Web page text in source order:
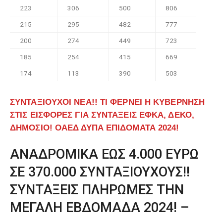
223 306 500 806
215 295 482 777
200 274 449 723
185 254 415 669
174 113 390 503
ΣΥΝΤΑΞΙΟΥΧΟΙ ΝΕΑ!! ΤΙ ΦΕΡΝΕΙ Η ΚΥΒΕΡΝΗΣΗ
ΣΤΙΣ ΕΙΣΦΟΡΕΣ ΓΙΑ ΣΥΝΤΑΞΕΙΣ ΕΦΚΑ, ΔΕΚΟ,
ΔΗΜΟΣΙΟ! ΟΑΕΔ ΔΥΠΑ ΕΠΙΔΟΜΑΤΑ 2024!
ΑΝΑΔΡΟΜΙΚΑ ΕΩΣ 4.000 ΕΥΡΩ
ΣΕ 370.000 ΣΥΝΤΑΞΙΟΥΧΟΥΣ!!
ΣΥΝΤΑΞΕΙΣ ΠΛΗΡΩΜΕΣ ΤΗΝ
ΜΕΓΑΛΗ ΕΒΔΟΜΑΔΑ 2024! –